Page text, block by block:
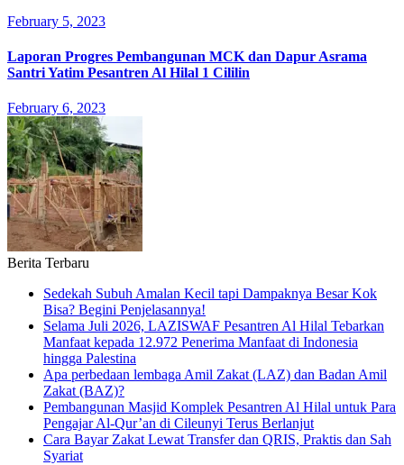
February 5, 2023
Laporan Progres Pembangunan MCK dan Dapur Asrama
Santri Yatim Pesantren Al Hilal 1 Cililin
February 6, 2023
Berita Terbaru
Sedekah Subuh Amalan Kecil tapi Dampaknya Besar Kok
Bisa? Begini Penjelasannya!
Selama Juli 2026, LAZISWAF Pesantren Al Hilal Tebarkan
Manfaat kepada 12.972 Penerima Manfaat di Indonesia
hingga Palestina
Apa perbedaan lembaga Amil Zakat (LAZ) dan Badan Amil
Zakat (BAZ)?
Pembangunan Masjid Komplek Pesantren Al Hilal untuk Para
Pengajar Al-Qur’an di Cileunyi Terus Berlanjut
Cara Bayar Zakat Lewat Transfer dan QRIS, Praktis dan Sah
Syariat